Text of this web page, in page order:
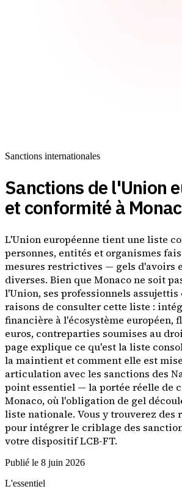
Sanctions internationales
Sanctions de l'Union
et conformité à
L'Union européenne tient une liste
personnes, entités et organismes
mesures restrictives — gels d'avoirs
diverses. Bien que Monaco ne soit
l'Union, ses professionnels assujettis
raisons de consulter cette liste :
financière à l'écosystème européen,
euros, contreparties soumises au
page explique ce qu'est la liste
la maintient et comment elle est
articulation avec les sanctions des
point essentiel — la portée réelle de
Monaco, où l'obligation de gel
liste nationale. Vous y trouverez des
pour intégrer le criblage des
votre dispositif LCB-FT.
Publié le 8 juin 2026
L'essentiel